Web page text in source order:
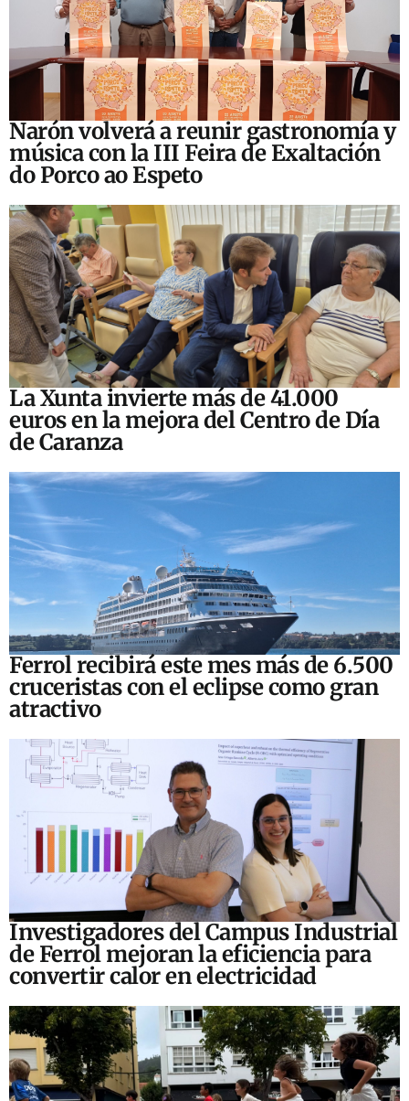
Narón volverá a reunir gastronomía y
música con la III Feira de Exaltación
do Porco ao Espeto
La Xunta invierte más de 41.000
euros en la mejora del Centro de Día
de Caranza
Ferrol recibirá este mes más de 6.500
cruceristas con el eclipse como gran
atractivo
Investigadores del Campus Industrial
de Ferrol mejoran la eficiencia para
convertir calor en electricidad